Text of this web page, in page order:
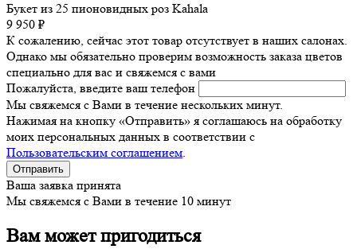
Букет из 25 пионовидных роз Kahala
9 950 ₽
К сожалению, сейчас этот товар отсутствует в наших салонах.
Однако мы обязательно проверим возможность заказа цветов
специально для вас и свяжемся с вами
Пожалуйста, введите ваш телефон
Мы свяжемся с Вами в течение нескольких минут.
Нажимая на кнопку «Отправить» я соглашаюсь на обработку
моих персональных данных в соответствии с
Пользовательским соглашением.
Ваша заявка принята
Мы свяжемся с Вами в течение 10 минут
Вам может пригодиться